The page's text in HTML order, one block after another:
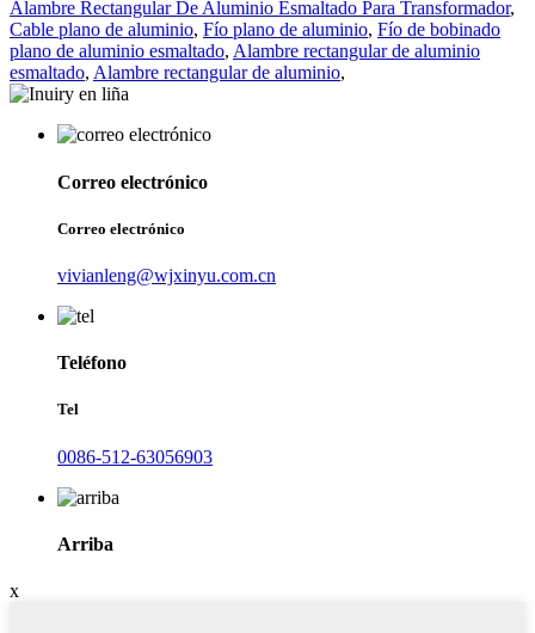
Alambre Rectangular De Aluminio Esmaltado Para Transformador,
Cable plano de aluminio, Fío plano de aluminio, Fío de bobinado
plano de aluminio esmaltado, Alambre rectangular de aluminio
esmaltado, Alambre rectangular de aluminio,
Correo electrónico
Correo electrónico
vivianleng@wjxinyu.com.cn
Teléfono
Tel
0086-512-63056903
Arriba
x